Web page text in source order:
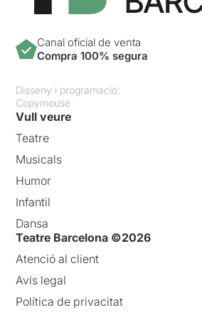
Canal oficial de venta
Compra 100% segura
Disseny i programació:
Copymouse
Vull veure
Teatre
Musicals
Humor
Infantil
Dansa
Teatre Barcelona ©2026
Atenció al client
Avís legal
Política de privacitat